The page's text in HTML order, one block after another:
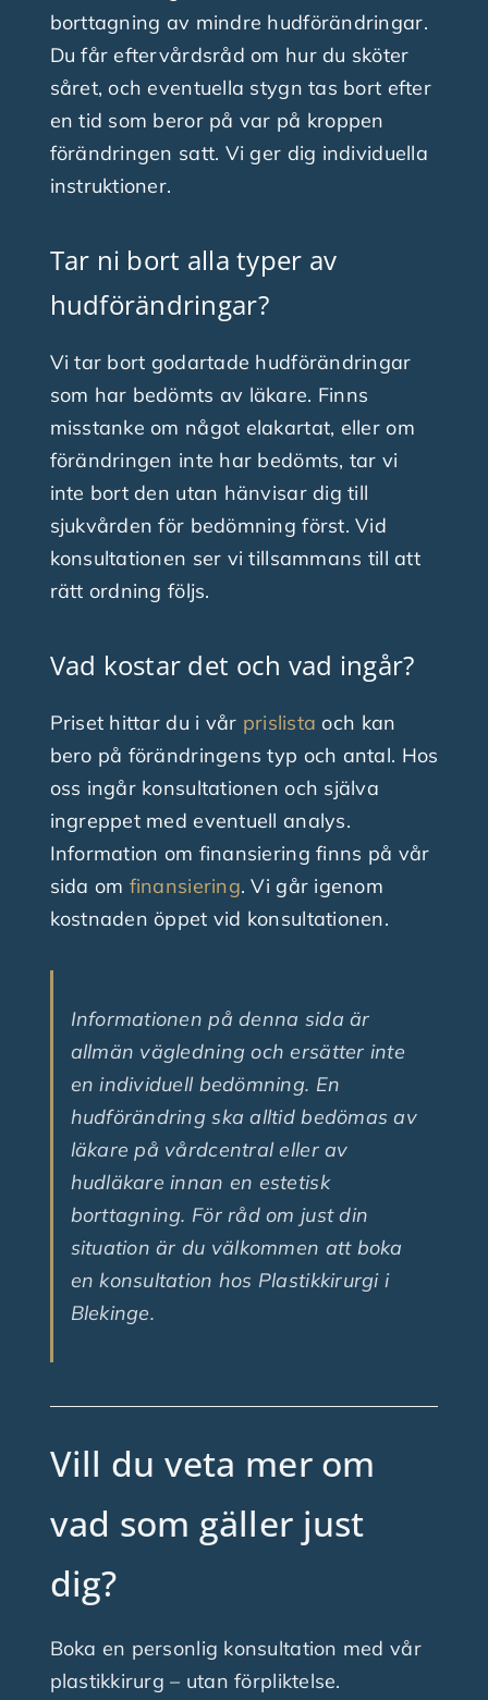
borttagning av mindre hudförändringar.
Du får eftervårdsråd om hur du sköter
såret, och eventuella stygn tas bort efter
en tid som beror på var på kroppen
förändringen satt. Vi ger dig individuella
instruktioner.
Tar ni bort alla typer av
hudförändringar?
Vi tar bort godartade hudförändringar
som har bedömts av läkare. Finns
misstanke om något elakartat, eller om
förändringen inte har bedömts, tar vi
inte bort den utan hänvisar dig till
sjukvården för bedömning först. Vid
konsultationen ser vi tillsammans till att
rätt ordning följs.
Vad kostar det och vad ingår?
Priset hittar du i vår prislista och kan
bero på förändringens typ och antal. Hos
oss ingår konsultationen och själva
ingreppet med eventuell analys.
Information om finansiering finns på vår
sida om finansiering. Vi går igenom
kostnaden öppet vid konsultationen.
Informationen på denna sida är
allmän vägledning och ersätter inte
en individuell bedömning. En
hudförändring ska alltid bedömas av
läkare på vårdcentral eller av
hudläkare innan en estetisk
borttagning. För råd om just din
situation är du välkommen att boka
en konsultation hos Plastikkirurgi i
Blekinge.
Vill du veta mer om
vad som gäller just
dig?
Boka en personlig konsultation med vår
plastikkirurg – utan förpliktelse.